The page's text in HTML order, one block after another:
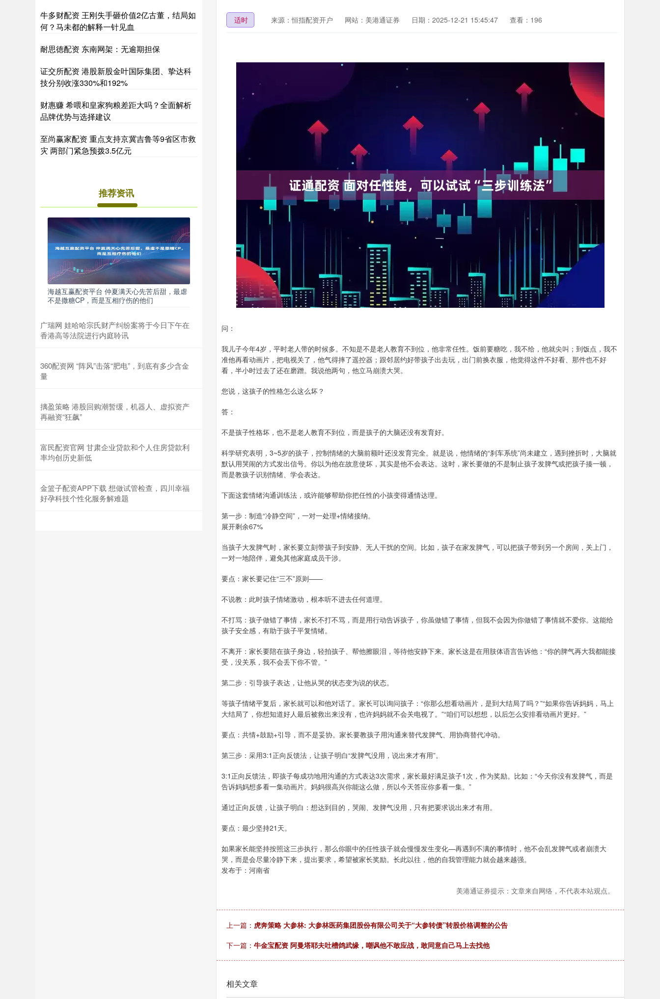
适时 来源：恒指配资开户 网站：美港通证券 日期：2025-12-21 15:45:47 查看：196
问：
我儿子今年4岁，平时老人带的时候多。不知是不是老人教育不到位，他非常任性。饭前要糖吃，我不给，他就尖叫；到饭点，我不
准他再看动画片，把电视关了，他气得摔了遥控器；跟邻居约好带孩子出去玩，出门前换衣服，他觉得这件不好看、那件也不好
看，半小时过去了还在磨蹭。我说他两句，他立马崩溃大哭。
您说，这孩子的性格怎么这么坏？
答：
不是孩子性格坏，也不是老人教育不到位，而是孩子的大脑还没有发育好。
科学研究表明，3~5岁的孩子，控制情绪的大脑前额叶还没发育完全。就是说，他情绪的“刹车系统”尚未建立，遇到挫折时，大脑就
默认用哭闹的方式发出信号。你以为他在故意使坏，其实是他不会表达。这时，家长要做的不是制止孩子发脾气或把孩子揍一顿，
而是教孩子识别情绪、学会表达。
下面这套情绪沟通训练法，或许能够帮助你把任性的小孩变得通情达理。
第一步：制造“冷静空间”，一对一处理+情绪接纳。
展开剩余67%
当孩子大发脾气时，家长要立刻带孩子到安静、无人干扰的空间。比如，孩子在家发脾气，可以把孩子带到另一个房间，关上门，
一对一地陪伴，避免其他家庭成员干涉。
要点：家长要记住“三不”原则——
不说教：此时孩子情绪激动，根本听不进去任何道理。
不打骂：孩子做错了事情，家长不打不骂，而是用行动告诉孩子，你虽做错了事情，但我不会因为你做错了事情就不爱你。这能给
孩子安全感，有助于孩子平复情绪。
不离开：家长要陪在孩子身边，轻拍孩子、帮他擦眼泪，等待他安静下来。家长这是在用肢体语言告诉他：“你的脾气再大我都能接
受，没关系，我不会丢下你不管。”
第二步：引导孩子表达，让他从哭的状态变为说的状态。
等孩子情绪平复后，家长就可以和他对话了。家长可以询问孩子：“你那么想看动画片，是到大结局了吗？”“如果你告诉妈妈，马上
大结局了，你想知道好人最后被救出来没有，也许妈妈就不会关电视了。”“咱们可以想想，以后怎么安排看动画片更好。”
要点：共情+鼓励+引导，而不是妥协。家长要教孩子用沟通来替代发脾气、用协商替代冲动。
第三步：采用3:1正向反馈法，让孩子明白“发脾气没用，说出来才有用”。
3:1正向反馈法，即孩子每成功地用沟通的方式表达3次需求，家长最好满足孩子1次，作为奖励。比如：“今天你没有发脾气，而是
告诉妈妈想多看一集动画片。妈妈很高兴你能这么做，所以今天答应你多看一集。”
通过正向反馈，让孩子明白：想达到目的，哭闹、发脾气没用，只有把要求说出来才有用。
要点：最少坚持21天。
如果家长能坚持按照这三步执行，那么你眼中的任性孩子就会慢慢发生变化—再遇到不满的事情时，他不会乱发脾气或者崩溃大
哭，而是会尽量冷静下来，提出要求，希望被家长奖励。长此以往，他的自我管理能力就会越来越强。
发布于：河南省
美港通证券提示：文章来自网络，不代表本站观点。
上一篇： 虎奔策略 大参林: 大参林医药集团股份有限公司关于“大参转债”转股价格调整的公告
下一篇： 牛金宝配资 阿曼塔耶夫吐槽鸽武缘，嘲讽他不敢应战，敢同意自己马上去找他
相关文章
牛多财配资 王刚失手砸价值2亿古董，结局如
何？马未都的解释一针见血
耐思徳配资 东南网架：无逾期担保
证交所配资 港股新股金叶国际集团、挚达科
技分别收涨330%和192%
财惠赚 希喂和皇家狗粮差距大吗？全面解析
品牌优势与选择建议
至尚赢家配资 重点支持京冀吉鲁等9省区市救
灾 两部门紧急预拨3.5亿元
推荐资讯
海越互赢配资平台 仲夏满天心先苦后甜，最虐
不是撒糖CP，而是互相疗伤的他们
广瑞网 娃哈哈宗氏财产纠纷案将于今日下午在
香港高等法院进行内庭聆讯
360配资网 “阵风”击落“肥电”，到底有多少含金
量
摛盈策略 港股回购潮暂缓，机器人、虚拟资产
再融资“狂飙”
富民配资官网 甘肃企业贷款和个人住房贷款利
率均创历史新低
金篮子配资APP下载 想做试管检查，四川幸福
好孕科技个性化服务解难题